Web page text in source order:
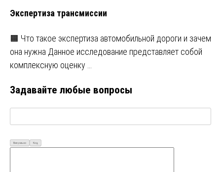
Экспертиза трансмиссии
🟧 Что такое экспертиза автомобильной дороги и зачем
она нужна Данное исследование представляет собой
комплексную оценку …
Задавайте любые вопросы
Визуально Код